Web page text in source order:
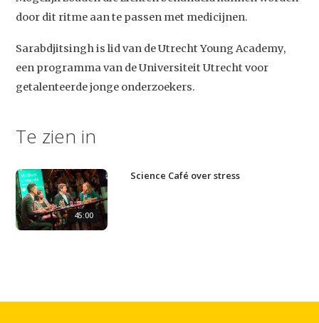
Agenda
Podcast
Artikelen
door dit ritme aan te passen met medicijnen.
Sarabdjitsingh is lid van de Utrecht Young Academy,
een programma van de Universiteit Utrecht voor
getalenteerde jonge onderzoekers.
Te zien in
45:00
Science Café over stress